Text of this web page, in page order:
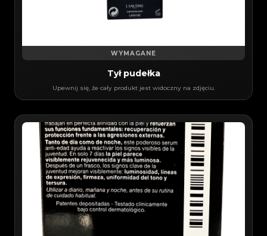
WYMAGANE
Tył pudełka
Upewnij się, że cały produkt jest widoczny na zdjęciu.